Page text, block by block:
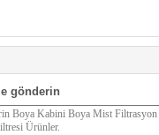
gönderin